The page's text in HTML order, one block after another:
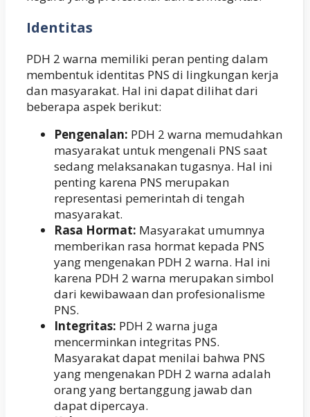
Identitas
PDH 2 warna memiliki peran penting dalam
membentuk identitas PNS di lingkungan kerja
dan masyarakat. Hal ini dapat dilihat dari
beberapa aspek berikut:
Pengenalan: PDH 2 warna memudahkan
masyarakat untuk mengenali PNS saat
sedang melaksanakan tugasnya. Hal ini
penting karena PNS merupakan
representasi pemerintah di tengah
masyarakat.
Rasa Hormat: Masyarakat umumnya
memberikan rasa hormat kepada PNS
yang mengenakan PDH 2 warna. Hal ini
karena PDH 2 warna merupakan simbol
dari kewibawaan dan profesionalisme
PNS.
Integritas: PDH 2 warna juga
mencerminkan integritas PNS.
Masyarakat dapat menilai bahwa PNS
yang mengenakan PDH 2 warna adalah
orang yang bertanggung jawab dan
dapat dipercaya.